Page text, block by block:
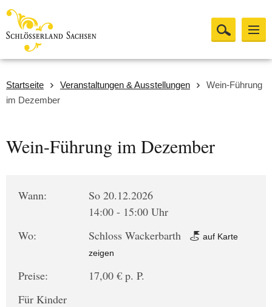
Startseite Veranstaltungen & Ausstellungen
Wein-Führung
im Dezember
Wein-Führung im Dezember
Wann:
So 20.12.2026
14:00 - 15:00 Uhr
Wo:
Schloss Wackerbarth
auf Karte
zeigen
Preise:
17,00 € p. P.
Für Kinder